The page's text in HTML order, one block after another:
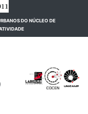
DO NÚCLEO DE
(current)